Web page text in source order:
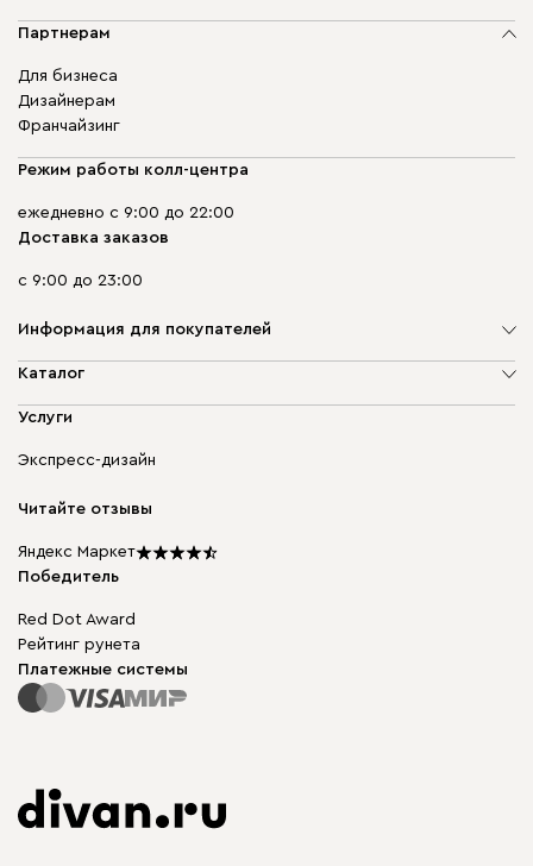
Партнерам
Для бизнеса
Дизайнерам
Франчайзинг
Режим работы колл-центра
ежедневно с 9:00 до 22:00
Доставка заказов
с 9:00 до 23:00
Информация для покупателей
О компании
Доставка и оплата
диван.клуб
Карьера
Мы в прессе
Каталог
Мягкая мебель
Бескаркасная мебель
Столы и стулья
Услуги
Экспресс-дизайн
Читайте отзывы
Яндекс Маркет
Победитель
Red Dot Award
Рейтинг рунета
Платежные системы